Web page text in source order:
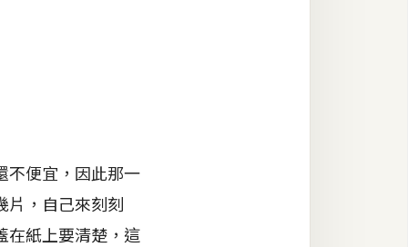
便宜，因此那一
片，自己來刻刻
在紙上要清楚，這